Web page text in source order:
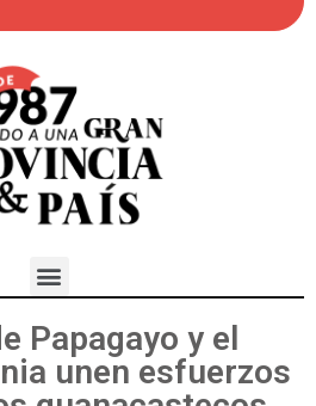
Papagayo y el
unen esfuerzos